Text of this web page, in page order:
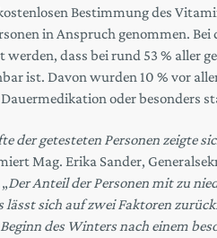
Bestimmung des
in Anspruch genommen.
werden, dass bei rund 53 % aller
ist. Davon wurden 10 % vor
oder besonders
der getesteten Personen zeigte
Mag. Erika Sander,
Der Anteil der Personen mit zu
lässt sich auf zwei Faktoren
des Winters nach einem